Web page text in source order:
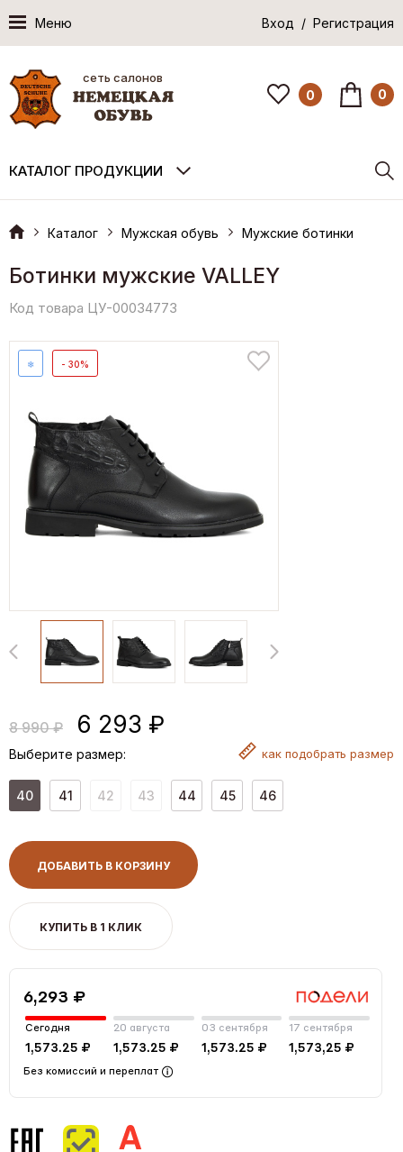
Меню Вход / Регистрация
сеть салонов
0 0
КАТАЛОГ ПРОДУКЦИИ
Каталог Мужская обувь Мужские ботинки
Ботинки мужские VALLEY
Код товара ЦУ-00034773
❄ - 30%
8 990 ₽ 6 293 ₽
Выберите размер: как подобрать размер
40 41 42 43 44 45 46
ДОБАВИТЬ В КОРЗИНУ
КУПИТЬ В 1 КЛИК
6,293 ₽
Сегодня
1,573.25 ₽
20 августа
1,573.25 ₽
03 сентября
1,573.25 ₽
17 сентября
1,573,25 ₽
Без комиссий и переплат